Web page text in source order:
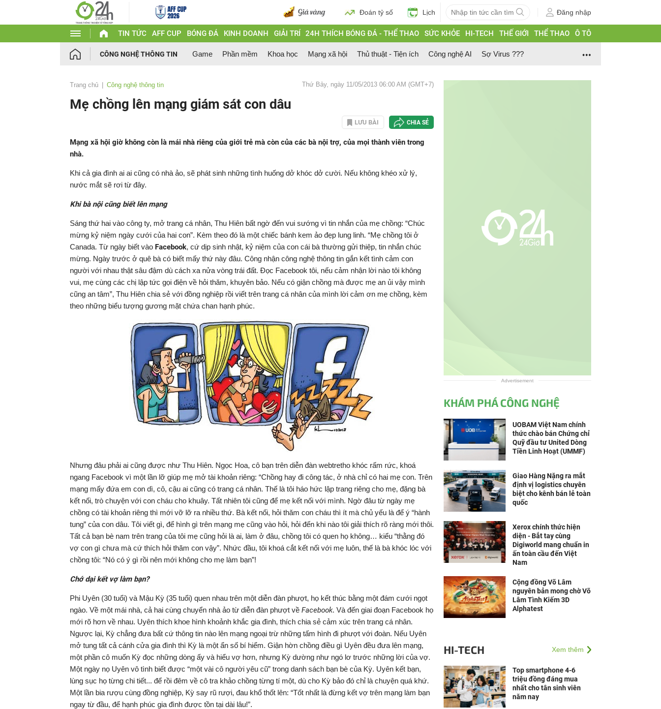
Đoán tỷ số Lịch Đăng nhập
TIN TỨC AFF CUP BÓNG ĐÁ KINH DOANH GIẢI TRÍ 24H THÍCH BÓNG ĐÁ - THỂ THAO SỨC KHỎE HI-TECH THẾ GIỚI THỂ THAO Ô TÔ
CÔNG NGHỆ THÔNG TIN Game Phần mềm Khoa học Mạng xã hội Thủ thuật - Tiện ích Công nghệ AI Sợ Virus ???
Trang chủ Công nghệ thông tin Thứ Bảy, ngày 11/05/2013 06:00 AM (GMT+7)
Mẹ chồng lên mạng giám sát con dâu
LƯU BÀI CHIA SẺ
Mạng xã hội giờ không còn là mái nhà riêng của giới trẻ mà còn của các bà nội trợ, của mọi thành viên trong
nhà.
Khi cả gia đình ai ai cũng có nhà ảo, sẽ phát sinh những tình huống dở khóc dở cười. Nếu không khéo xử lý,
nước mắt sẽ rơi từ đây.
Khi bà nội cũng biết lên mạng
Sáng thứ hai vào công ty, mở trang cá nhân, Thu Hiên bất ngờ đến vui sướng vì tin nhắn của mẹ chồng: “Chúc
mừng kỷ niệm ngày cưới của hai con”. Kèm theo đó là một chiếc bánh kem ảo đẹp lung linh. “Mẹ chồng tôi ở
Canada. Từ ngày biết vào Facebook, cứ dịp sinh nhật, kỷ niệm của con cái bà thường gửi thiệp, tin nhắn chúc
mừng. Ngày trước ở quê bà có biết mấy thứ này đâu. Công nhận công nghệ thông tin gắn kết tình cảm con
người với nhau thật sâu đậm dù cách xa nửa vòng trái đất. Đọc Facebook tôi, nếu cảm nhận lời nào tôi không
vui, mẹ cùng các chị lập tức gọi điện về hỏi thăm, khuyên bảo. Nếu có giận chồng mà được mẹ an ủi vậy mình
cũng an tâm”, Thu Hiên chia sẻ với đồng nghiệp rồi viết trên trang cá nhân của mình lời cảm ơn mẹ chồng, kèm
theo những biểu tượng gương mặt chứa chan hạnh phúc.
Nhưng đâu phải ai cũng được như Thu Hiên. Ngọc Hoa, cô bạn trên diễn đàn webtretho khóc rấm rức, khoá
ngang Facebook vì một lần lỡ giúp mẹ mở tài khoản riêng: “Chồng hay đi công tác, ở nhà chỉ có hai mẹ con. Trên
mạng mấy đứa em con dì, cô, cậu ai cũng có trang cá nhân. Thế là tôi háo hức lập trang riêng cho mẹ, đặng bà
kết nối, trò chuyện với con cháu cho khuây. Tất nhiên tôi cũng để mẹ kết nối với mình. Ngờ đâu từ ngày mẹ
chồng có tài khoản riêng thì mới vỡ lỡ ra nhiều thứ. Bà kết nối, hỏi thăm con cháu thì ít mà chủ yếu là để ý “hành
tung” của con dâu. Tôi viết gì, để hình gì trên mạng mẹ cũng vào hỏi, hỏi đến khi nào tôi giải thích rõ ràng mới thôi.
Tất cả bạn bè nam trên trang của tôi mẹ cũng hỏi là ai, làm ở đâu, chồng tôi có quen họ không… kiểu “thằng đó
vợ con gì chưa mà cứ thích hỏi thăm con vậy”. Nhức đầu, tôi khoá cắt kết nối với mẹ luôn, thế là bà khóc lóc với
chồng tôi: “Nó có ý gì rồi nên mới không cho mẹ làm bạn”!
Chớ dại kết vợ làm bạn?
Phi Uyên (30 tuổi) và Mậu Kỳ (35 tuổi) quen nhau trên một diễn đàn phượt, họ kết thúc bằng một đám cưới ngọt
ngào. Về một mái nhà, cả hai cùng chuyển nhà ảo từ diễn đàn phượt về Facebook. Và đến giai đoạn Facebook họ
mới rõ hơn về nhau. Uyên thích khoe hình khoảnh khắc gia đình, thích chia sẻ cảm xúc trên trang cá nhân.
Ngược lại, Kỳ chẳng đưa bất cứ thông tin nào lên mạng ngoại trừ những tấm hình đi phượt với đoàn. Nếu Uyên
mở tung tất cả cánh cửa gia đình thì Kỳ là một ẩn số bí hiểm. Giận hờn chồng điều gì Uyên đều đưa lên mạng,
một phần cô muốn Kỳ đọc những dòng ấy và hiểu vợ hơn, nhưng Kỳ dường như ngó lơ trước những lời của vợ.
Một ngày nọ Uyên vô tình biết được “một vài cô người yêu cũ” trong danh sách bạn bè của Kỳ. Uyên kết bạn,
lùng sục họ từng chi tiết... để rồi đêm về cô tra khảo chồng từng tí một, dù cho Kỳ bảo đó chỉ là chuyện quá khứ.
Một lần bia rượu cùng đồng nghiệp, Kỳ say rũ rượi, đau khổ thốt lên: “Tốt nhất là đừng kết vợ trên mạng làm bạn
ngay từ đầu, để hạnh phúc gia đình được tồn tại dài lâu!”.
Advertisement
KHÁM PHÁ CÔNG NGHỆ
UOBAM Việt Nam chính
thức chào bán Chứng chỉ
Quỹ đầu tư United Dòng
Tiền Linh Hoạt (UMMF)
Giao Hàng Nặng ra mắt
định vị logistics chuyên
biệt cho kênh bán lẻ toàn
quốc
Xerox chính thức hiện
diện - Bắt tay cùng
Digiworld mang chuẩn in
ấn toàn cầu đến Việt
Nam
Cộng đồng Võ Lâm
nguyên bản mong chờ Võ
Lâm Tình Kiếm 3D
Alphatest
HI-TECH Xem thêm
Top smartphone 4-6
triệu đồng đáng mua
nhất cho tân sinh viên
năm nay